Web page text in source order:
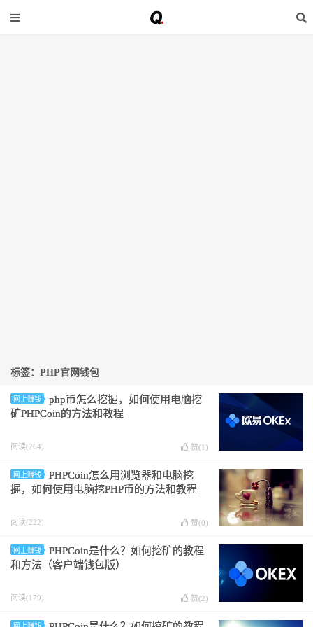
标签：PHP官网钱包
网上赚钱
php币怎么挖掘，如何使用电脑挖
矿PHPCoin的方法和教程
阅读(264) 赞(1 )
网上赚钱
PHPCoin怎么用浏览器和电脑挖
掘，如何使用电脑挖PHP币的方法和教程
阅读(222) 赞(0)
网上赚钱
PHPCoin是什么？如何挖矿的教程
和方法（客户端钱包版）
阅读(179) 赞(2)